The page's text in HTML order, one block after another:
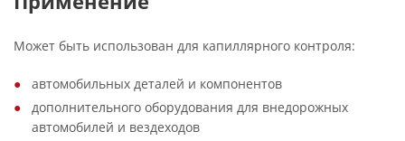
Может быть использован для капиллярного контроля:
автомобильных деталей и компонентов
дополнительного оборудования для внедорожных
автомобилей и вездеходов